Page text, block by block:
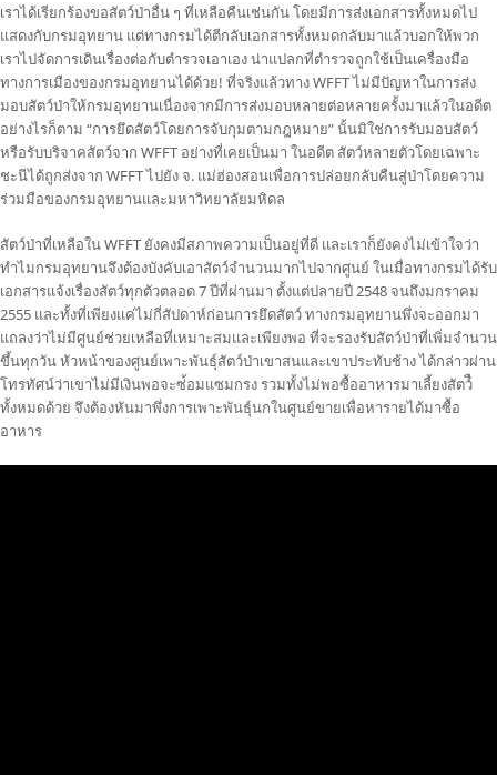
เราได้เรียกร้องขอสัตว์ป่าอื่น ๆ ที่เหลือคืนเช่นกัน โดยมีการส่งเอกสารทั้งหมดไป
แสดงกับกรมอุทยาน แต่ทางกรมได้ตีกลับเอกสารทั้งหมดกลับมาแล้วบอกให้พวก
เราไปจัดการเดินเรื่องต่อกับตำรวจเอาเอง น่าแปลกที่ตำรวจถูกใช้เป็นเครื่องมือ
ทางการเมืองของกรมอุทยานได้ด้วย! ที่จริงแล้วทาง WFFT ไม่มีปัญหาในการส่ง
มอบสัตว์ป่าให้กรมอุทยานเนื่องจากมีการส่งมอบหลายต่อหลายครั้งมาแล้วในอดีต
อย่างไรก็ตาม “การยึดสัตว์โดยการจับกุมตามกฎหมาย” นั้นมิใช่การรับมอบสัตว์
หรือรับบริจาคสัตว์จาก WFFT อย่างที่เคยเป็นมา ในอดีต สัตว์หลายตัวโดยเฉพาะ
ชะนีได้ถูกส่งจาก WFFT ไปยัง จ. แม่ฮ่องสอนเพื่อการปล่อยกลับคืนสู่ป่าโดยความ
ร่วมมือของกรมอุทยานและมหาวิทยาลัยมหิดล
สัตว์ป่าที่เหลือใน WFFT ยังคงมีสภาพความเป็นอยู่ที่ดี และเราก็ยังคงไม่เข้าใจว่า
ทำไมกรมอุทยานจึงต้องบังคับเอาสัตว์จำนวนมากไปจากศูนย์ ในเมื่อทางกรมได้รับ
เอกสารแจ้งเรื่องสัตว์ทุกตัวตลอด 7 ปีที่ผ่านมา ตั้งแต่ปลายปี 2548 จนถึงมกราคม
2555 และทั้งที่เพียงแค่ไม่กี่สัปดาห์ก่อนการยึดสัตว์ ทางกรมอุทยานพึ่งจะออกมา
แถลงว่าไม่มีศูนย์ช่วยเหลือที่เหมาะสมและเพียงพอ ที่จะรองรับสัตว์ป่าที่เพิ่มจำนวน
ขึ้นทุกวัน หัวหน้าของศูนย์เพาะพันธุ์สัตว์ป่าเขาสนและเขาประทับช้าง ได้กล่าวผ่าน
โทรทัศน์ว่าเขาไม่มีเงินพอจะซ่้อมแซมกรง รวมทั้งไม่พอซื้ออาหารมาเลี้ยงสัตว์ื
ทั้งหมดด้วย จึงต้องหันมาพึ่งการเพาะพันธุ์นกในศูนย์ขายเพื่อหารายได้มาซื้อ
อาหาร